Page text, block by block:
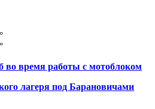
во время работы с мотоблоком
лагеря под Барановичами